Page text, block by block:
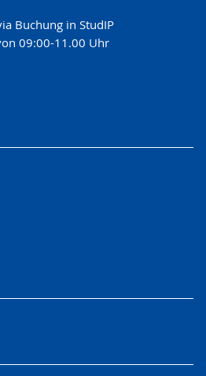
Buchung in StudIP
09:00-11.00 Uhr